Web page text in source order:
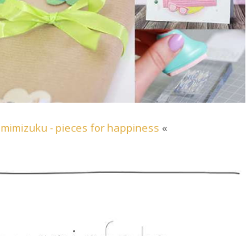
mimizuku - pieces for happiness «